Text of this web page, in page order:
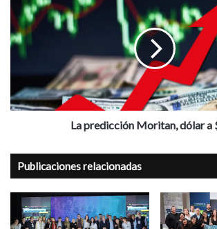
predicción
Moritan,
dólar
a
La predicción Moritan, dólar a
Publicaciones relacionadas